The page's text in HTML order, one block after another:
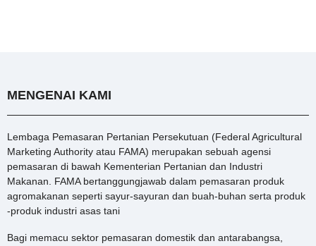
MENGENAI KAMI
Lembaga Pemasaran Pertanian Persekutuan (Federal Agricultural
Marketing Authority atau FAMA) merupakan sebuah agensi
pemasaran di bawah Kementerian Pertanian dan Industri
Makanan. FAMA bertanggungjawab dalam pemasaran produk
agromakanan seperti sayur-sayuran dan buah-buhan serta produk
-produk industri asas tani
Bagi memacu sektor pemasaran domestik dan antarabangsa,